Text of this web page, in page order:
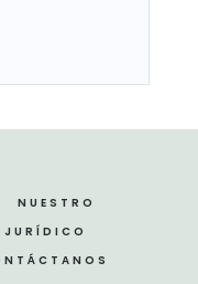
NUESTRO
JURÍDICO